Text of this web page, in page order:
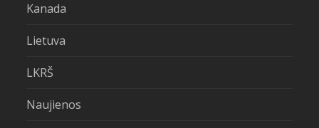
Kanada
Lietuva
LKRŠ
Naujienos